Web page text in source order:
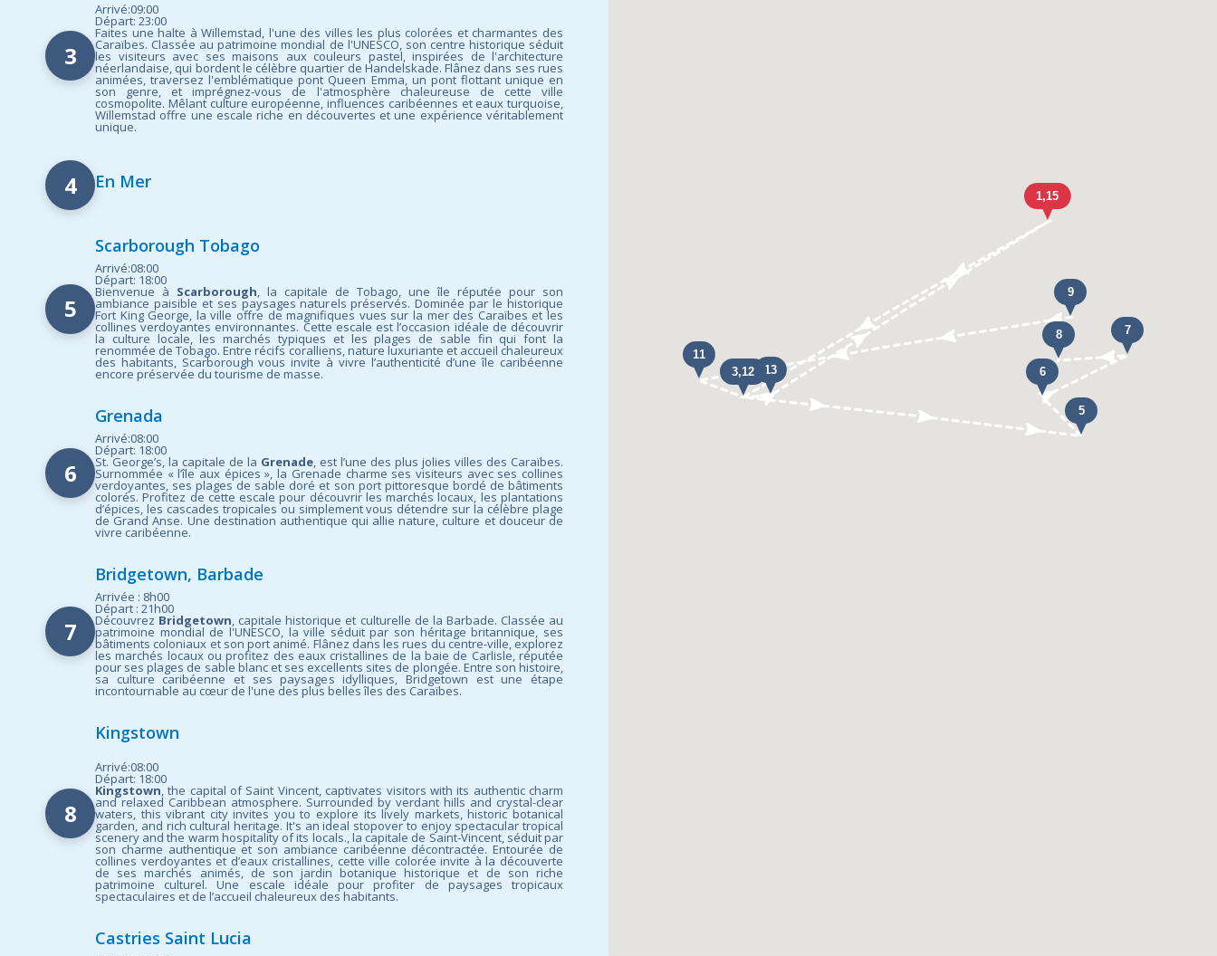
3
Arrivé:09:00
Départ: 23:00
Faites une halte à Willemstad, l'une des villes les plus colorées et charmantes des
Caraïbes. Classée au patrimoine mondial de l'UNESCO, son centre historique séduit
les visiteurs avec ses maisons aux couleurs pastel, inspirées de l'architecture
néerlandaise, qui bordent le célèbre quartier de Handelskade. Flânez dans ses rues
animées, traversez l'emblématique pont Queen Emma, ​​un pont flottant unique en
son genre, et imprégnez-vous de l'atmosphère chaleureuse de cette ville
cosmopolite. Mêlant culture européenne, influences caribéennes et eaux turquoise,
Willemstad offre une escale riche en découvertes et une expérience véritablement
unique.
4 En Mer
5
Scarborough Tobago
Arrivé:08:00
Départ: 18:00
Bienvenue à Scarborough, la capitale de Tobago, une île réputée pour son
ambiance paisible et ses paysages naturels préservés. Dominée par le historique
Fort King George, la ville offre de magnifiques vues sur la mer des Caraïbes et les
collines verdoyantes environnantes. Cette escale est l’occasion idéale de découvrir
la culture locale, les marchés typiques et les plages de sable fin qui font la
renommée de Tobago. Entre récifs coralliens, nature luxuriante et accueil chaleureux
des habitants, Scarborough vous invite à vivre l’authenticité d’une île caribéenne
encore préservée du tourisme de masse.
6
Grenada
Arrivé:08:00
Départ: 18:00
St. George’s, la capitale de la Grenade, est l’une des plus jolies villes des Caraïbes.
Surnommée « l’île aux épices », la Grenade charme ses visiteurs avec ses collines
verdoyantes, ses plages de sable doré et son port pittoresque bordé de bâtiments
colorés. Profitez de cette escale pour découvrir les marchés locaux, les plantations
d’épices, les cascades tropicales ou simplement vous détendre sur la célèbre plage
de Grand Anse. Une destination authentique qui allie nature, culture et douceur de
vivre caribéenne.
7
Bridgetown, Barbade
Arrivée : 8h00
Départ : 21h00
Découvrez Bridgetown, capitale historique et culturelle de la Barbade. Classée au
patrimoine mondial de l'UNESCO, la ville séduit par son héritage britannique, ses
bâtiments coloniaux et son port animé. Flânez dans les rues du centre-ville, explorez
les marchés locaux ou profitez des eaux cristallines de la baie de Carlisle, réputée
pour ses plages de sable blanc et ses excellents sites de plongée. Entre son histoire,
sa culture caribéenne et ses paysages idylliques, Bridgetown est une étape
incontournable au cœur de l'une des plus belles îles des Caraïbes.
8
Kingstown
Arrivé:08:00
Départ: 18:00
Kingstown, the capital of Saint Vincent, captivates visitors with its authentic charm
and relaxed Caribbean atmosphere. Surrounded by verdant hills and crystal-clear
waters, this vibrant city invites you to explore its lively markets, historic botanical
garden, and rich cultural heritage. It's an ideal stopover to enjoy spectacular tropical
scenery and the warm hospitality of its locals., la capitale de Saint-Vincent, séduit par
son charme authentique et son ambiance caribéenne décontractée. Entourée de
collines verdoyantes et d’eaux cristallines, cette ville colorée invite à la découverte
de ses marchés animés, de son jardin botanique historique et de son riche
patrimoine culturel. Une escale idéale pour profiter de paysages tropicaux
spectaculaires et de l’accueil chaleureux des habitants.
Castries Saint Lucia